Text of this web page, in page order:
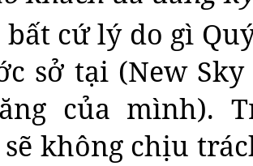
cứ lý do gì
sở tại (New
của mình).
không chịu